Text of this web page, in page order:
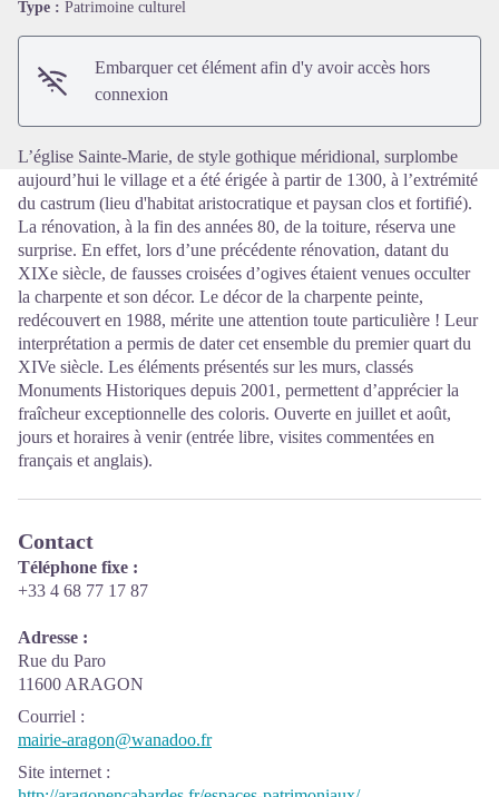
Type : Patrimoine culturel
Embarquer cet élément afin d'y avoir accès hors
connexion
L’église Sainte-Marie, de style gothique méridional, surplombe
aujourd’hui le village et a été érigée à partir de 1300, à l’extrémité
du castrum (lieu d'habitat aristocratique et paysan clos et fortifié).
La rénovation, à la fin des années 80, de la toiture, réserva une
surprise. En effet, lors d’une précédente rénovation, datant du
XIXe siècle, de fausses croisées d’ogives étaient venues occulter
la charpente et son décor. Le décor de la charpente peinte,
redécouvert en 1988, mérite une attention toute particulière ! Leur
interprétation a permis de dater cet ensemble du premier quart du
XIVe siècle. Les éléments présentés sur les murs, classés
Monuments Historiques depuis 2001, permettent d’apprécier la
fraîcheur exceptionnelle des coloris. Ouverte en juillet et août,
jours et horaires à venir (entrée libre, visites commentées en
français et anglais).
Contact
Téléphone fixe :
+33 4 68 77 17 87
Adresse :
Rue du Paro
11600 ARAGON
Courriel :
mairie-aragon@wanadoo.fr
Site internet :